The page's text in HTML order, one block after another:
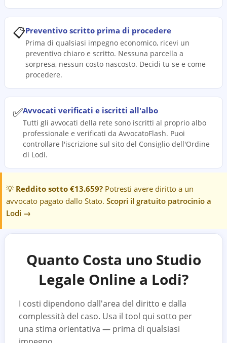
📋Preventivo scritto prima di procedere
Prima di qualsiasi impegno economico, ricevi un
preventivo chiaro e scritto. Nessuna parcella a
sorpresa, nessun costo nascosto. Decidi tu se e come
procedere.
✅Avvocati verificati e iscritti all'albo
Tutti gli avvocati della rete sono iscritti al proprio albo
professionale e verificati da AvvocatoFlash. Puoi
controllare l'iscrizione sul sito del Consiglio dell'Ordine
di Lodi.
💡 Reddito sotto €13.659? Potresti avere diritto a un
avvocato pagato dallo Stato. Scopri il gratuito patrocinio a
Lodi →
Quanto Costa uno Studio
Legale Online a Lodi?
I costi dipendono dall'area del diritto e dalla
complessità del caso. Usa il tool qui sotto per
una stima orientativa — prima di qualsiasi